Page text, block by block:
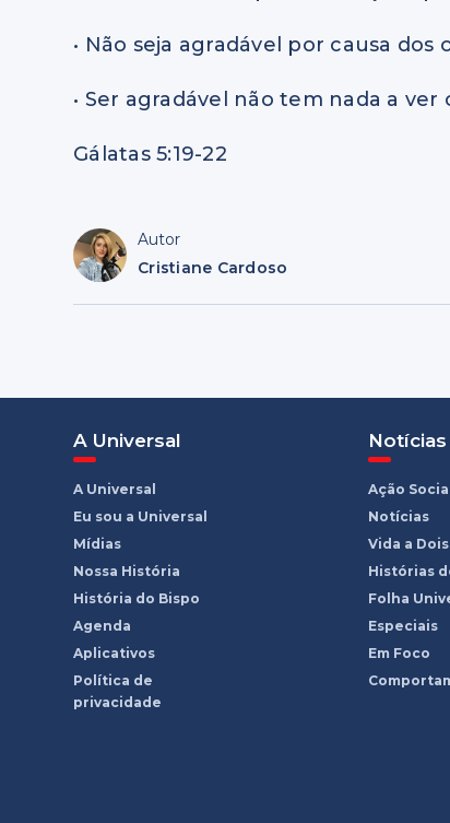
• Não seja agradável por causa dos
• Ser agradável não tem nada a
Gálatas 5:19-22
Autor
Cristiane Cardoso
A Universal
A Universal
Eu sou a Universal
Mídias
Nossa História
História do Bispo
Agenda
Aplicativos
Política de
privacidade
Notícias
Ação Social
Notícias
Vida a Dois
Histórias
Folha
Especiais
Em Foco